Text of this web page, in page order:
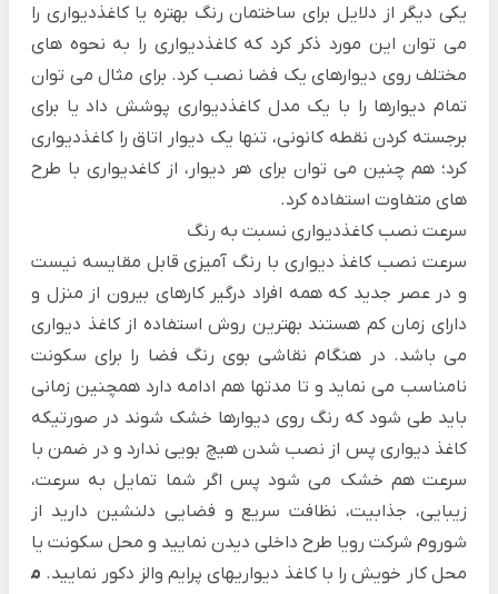
یکی دیگر از دلایل برای ساختمان رنگ بهتره یا کاغذدیواری را
می توان این مورد ذکر کرد که کاغذدیواری را به نحوه های
مختلف روی دیوارهای یک فضا نصب کرد. برای مثال می توان
تمام دیوارها را با یک مدل کاغذدیواری پوشش داد یا برای
برجسته کردن نقطه کانونی، تنها یک دیوار اتاق را کاغذدیواری
کرد؛ هم چنین می توان برای هر دیوار، از کاغدیواری با طرح
های متفاوت استفاده کرد.
سرعت نصب کاغذدیواری نسبت به رنگ
سرعت نصب کاغذ دیواری با رنگ آمیزی قابل مقایسه نیست
و در عصر جدید که همه افراد درگیر کارهای بیرون از منزل و
دارای زمان کم هستند بهترین روش استفاده از کاغذ دیواری
می باشد. در هنگام نقاشی بوی رنگ فضا را برای سکونت
نامناسب می نماید و تا مدتها هم ادامه دارد همچنین زمانی
باید طی شود که رنگ روی دیوارها خشک شوند در صورتیکه
کاغذ دیواری پس از نصب شدن هیچ بویی ندارد و در ضمن با
سرعت هم خشک می شود پس اگر شما تمایل به سرعت،
زیبایی، جذابیت، نظافت سریع و فضایی دلنشین دارید از
شوروم شرکت رویا طرح داخلی دیدن نمایید و محل سکونت یا
محل کار خویش را با کاغذ دیواریهای پرایم والز دکور نمایید. م